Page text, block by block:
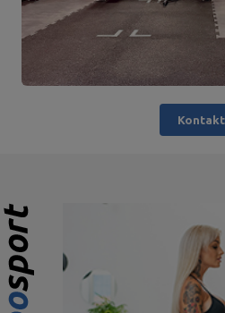
Kontakt